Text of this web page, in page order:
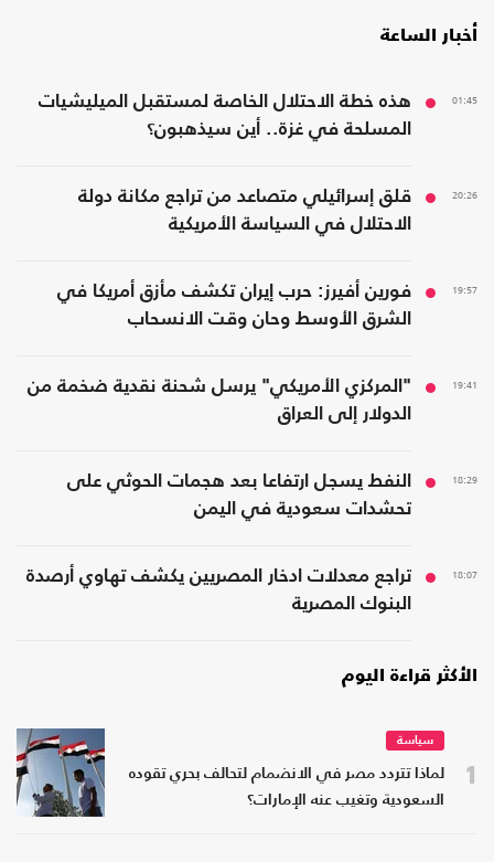
أخبار الساعة
01:45
هذه خطة الاحتلال الخاصة لمستقبل الميليشيات
المسلحة في غزة.. أين سيذهبون؟
20:26
قلق إسرائيلي متصاعد من تراجع مكانة دولة
الاحتلال في السياسة الأمريكية
19:57
فورين أفيرز: حرب إيران تكشف مأزق أمريكا في
الشرق الأوسط وحان وقت الانسحاب
19:41
"المركزي الأمريكي" يرسل شحنة نقدية ضخمة من
الدولار إلى العراق
18:29
النفط يسجل ارتفاعا بعد هجمات الحوثي على
تحشدات سعودية في اليمن
18:07
تراجع معدلات ادخار المصريين يكشف تهاوي أرصدة
البنوك المصرية
الأكثر قراءة اليوم
1
سياسة
لماذا تتردد مصر في الانضمام لتحالف بحري تقوده
السعودية وتغيب عنه الإمارات؟